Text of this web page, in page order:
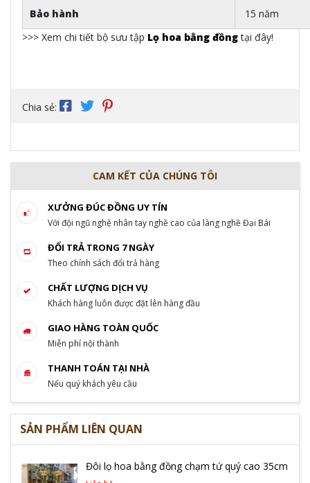
Bảo hành
15 năm
>>> Xem chi tiết bộ sưu tập Lọ hoa bằng đồngtại đây!
Chia sẻ:
CAM KẾT CỦA CHÚNG TÔI
XƯỞNG ĐÚC ĐỒNG UY TÍN
Với đội ngũ nghệ nhân tay nghề cao của làng nghề Đại Bái
ĐỔI TRẢ TRONG 7 NGÀY
Theo chính sách đổi trả hàng
CHẤT LƯỢNG DỊCH VỤ
Khách hàng luôn được đặt lên hàng đầu
GIAO HÀNG TOÀN QUỐC
Miễn phí nội thành
THANH TOÁN TẠI NHÀ
Nếu quý khách yêu cầu
SẢN PHẨM LIÊN QUAN
Đôi lọ hoa bằng đồng chạm tứ quý cao 35cm